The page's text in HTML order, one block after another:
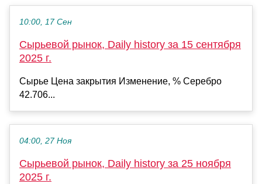
10:00, 17 Сен
Сырьевой рынок, Daily history за 15 сентября
2025 г.
Сырье Цена закрытия Изменение, % Серебро
42.706...
04:00, 27 Ноя
Сырьевой рынок, Daily history за 25 ноября
2025 г.